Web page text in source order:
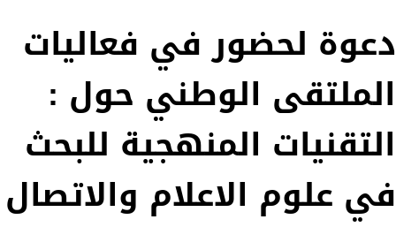
دعوة لحضور في فعاليات
الملتقى الوطني حول :
التقنيات المنهجية للبحث
في علوم الاعلام والاتصال